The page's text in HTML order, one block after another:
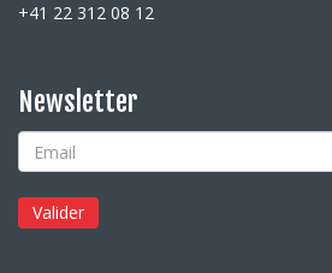
+41 22 312 08 12
Newsletter